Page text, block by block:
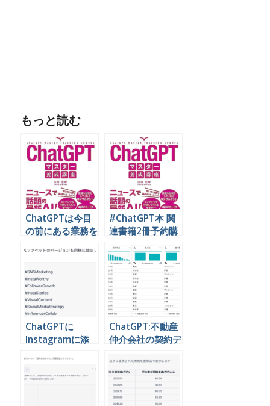
もっと読む
ChatGPTは今目
の前にある業務を
か？？
#ChatGPT本 関
連書籍2冊予約購
入でセミナーへご
招待！:Amazon
キャンペーン
ChatGPTに
Instagramに添
グを考えてもらう
ChatGPT:不動産
仲介会社の契約デ
向を分析する